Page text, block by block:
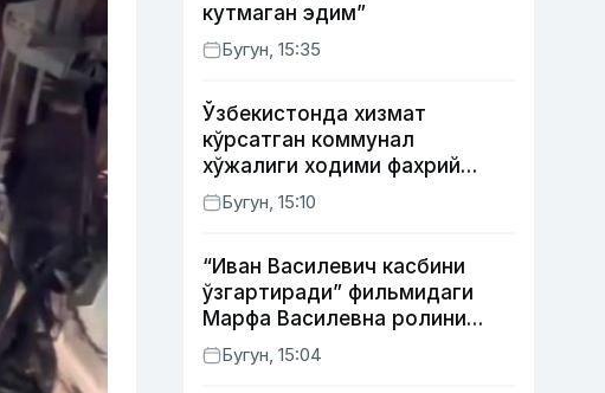
кутмаган эдим”
Бугун, 15:35
Ўзбекистонда хизмат
кўрсатган коммунал
хўжалиги ходими фахрий
унвони таъсис этилиши
мумкин
Бугун, 15:10
“Иван Василевич касбини
ўзгартиради” фильмидаги
Марфа Василевна ролини
ижро этган актрисанинг
тақдири қандай кечди?
Бугун, 15:04